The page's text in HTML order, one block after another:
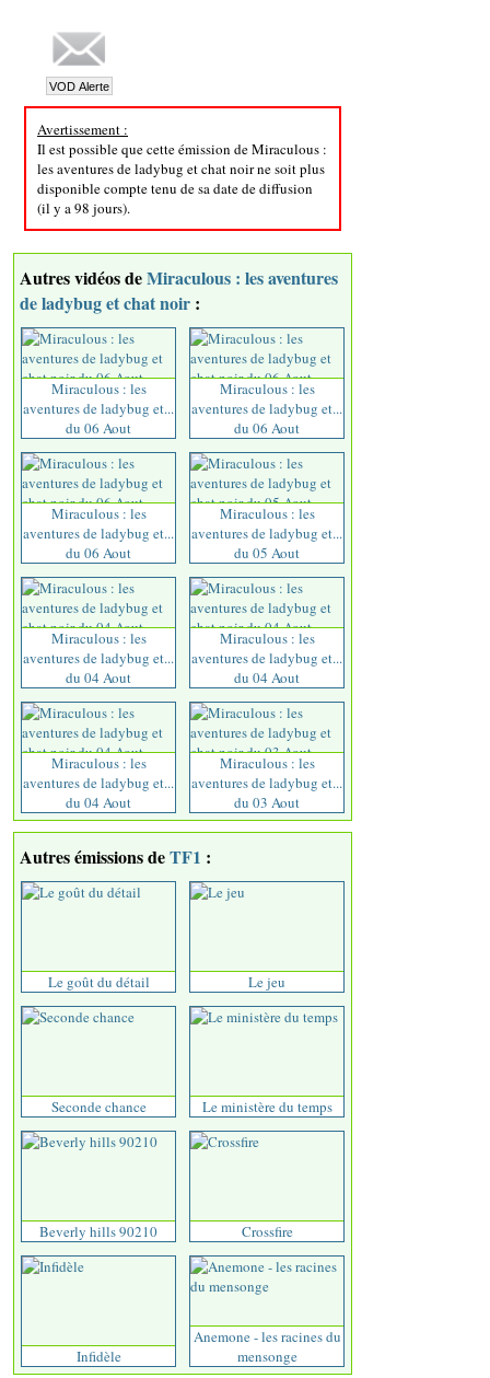
Avertissement :
Il est possible que cette émission de Miraculous :
les aventures de ladybug et chat noir ne soit plus
disponible compte tenu de sa date de diffusion
(il y a 98 jours).
Autres vidéos deMiraculous : les aventures
de ladybug et chat noir :
Miraculous : les
aventures de ladybug et...
du 06 Aout
Miraculous : les
aventures de ladybug et...
du 06 Aout
Miraculous : les
aventures de ladybug et...
du 06 Aout
Miraculous : les
aventures de ladybug et...
du 05 Aout
Miraculous : les
aventures de ladybug et...
du 04 Aout
Miraculous : les
aventures de ladybug et...
du 04 Aout
Miraculous : les
aventures de ladybug et...
du 04 Aout
Miraculous : les
aventures de ladybug et...
du 03 Aout
Autres émissions deTF1 :
Le goût du détail Le jeu
Seconde chance Le ministère du temps
Beverly hills 90210 Crossfire
Infidèle
Anemone - les racines du
mensonge